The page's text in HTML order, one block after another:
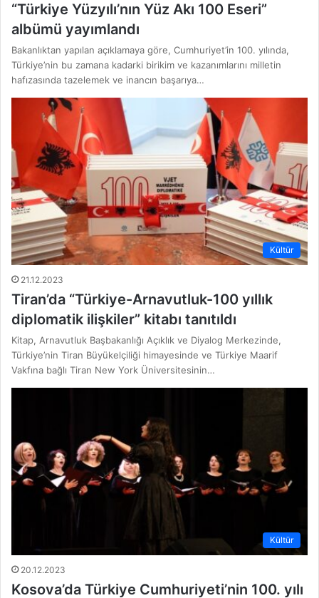
“Türkiye Yüzyılı’nın Yüz Akı 100 Eseri”
albümü yayımlandı
Bakanlıktan yapılan açıklamaya göre, Cumhuriyet’in 100. yılında,
Türkiye’nin bu zamana kadarki birikim ve kazanımlarını milletin
hafızasında tazelemek ve inancın başarıya…
Kültür
21.12.2023
Tiran’da “Türkiye-Arnavutluk-100 yıllık
diplomatik ilişkiler” kitabı tanıtıldı
Kitap, Arnavutluk Başbakanlığı Açıklık ve Diyalog Merkezinde,
Türkiye’nin Tiran Büyükelçiliği himayesinde ve Türkiye Maarif
Vakfına bağlı Tiran New York Üniversitesinin…
Kültür
20.12.2023
Kosova’da Türkiye Cumhuriyeti’nin 100. yılı